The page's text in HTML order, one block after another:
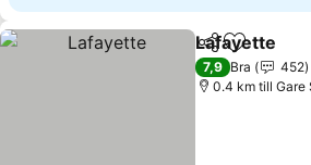
Dela Lägg till i
Lafayette
7,9 Bra
452
0.4 km till Gare